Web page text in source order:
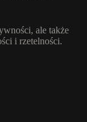
ale także
i rzetelności.